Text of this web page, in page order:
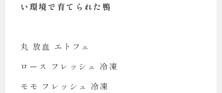
い環境で育てられた鴨
丸 放血 エトフェ
ロース フレッシュ 冷凍
モモ フレッシュ 冷凍